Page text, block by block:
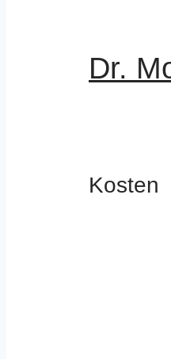
Dr.
Kosten